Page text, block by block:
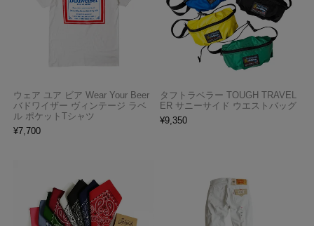
ウェア ユア ビア Wear Your Beer
バドワイザー ヴィンテージ ラベ
ル ポケットTシャツ
¥7,700
タフトラベラー TOUGH TRAVEL
ER サニーサイド ウエストバッグ
¥9,350